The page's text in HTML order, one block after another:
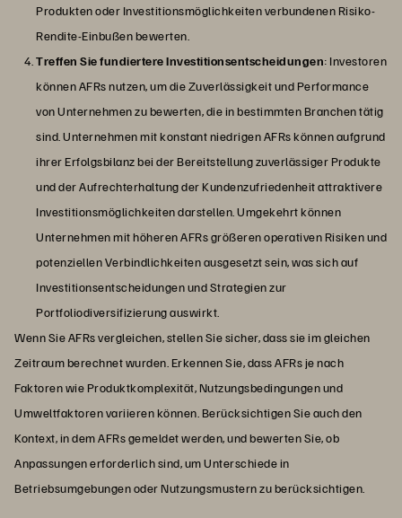
Produkten oder Investitionsmöglichkeiten verbundenen Risiko-
Rendite-Einbußen bewerten.
Treffen Sie fundiertere Investitionsentscheidungen: Investoren
können AFRs nutzen, um die Zuverlässigkeit und Performance
von Unternehmen zu bewerten, die in bestimmten Branchen tätig
sind. Unternehmen mit konstant niedrigen AFRs können aufgrund
ihrer Erfolgsbilanz bei der Bereitstellung zuverlässiger Produkte
und der Aufrechterhaltung der Kundenzufriedenheit attraktivere
Investitionsmöglichkeiten darstellen. Umgekehrt können
Unternehmen mit höheren AFRs größeren operativen Risiken und
potenziellen Verbindlichkeiten ausgesetzt sein, was sich auf
Investitionsentscheidungen und Strategien zur
Portfoliodiversifizierung auswirkt.
Wenn Sie AFRs vergleichen, stellen Sie sicher, dass sie im gleichen
Zeitraum berechnet wurden. Erkennen Sie, dass AFRs je nach
Faktoren wie Produktkomplexität, Nutzungsbedingungen und
Umweltfaktoren variieren können. Berücksichtigen Sie auch den
Kontext, in dem AFRs gemeldet werden, und bewerten Sie, ob
Anpassungen erforderlich sind, um Unterschiede in
Betriebsumgebungen oder Nutzungsmustern zu berücksichtigen.